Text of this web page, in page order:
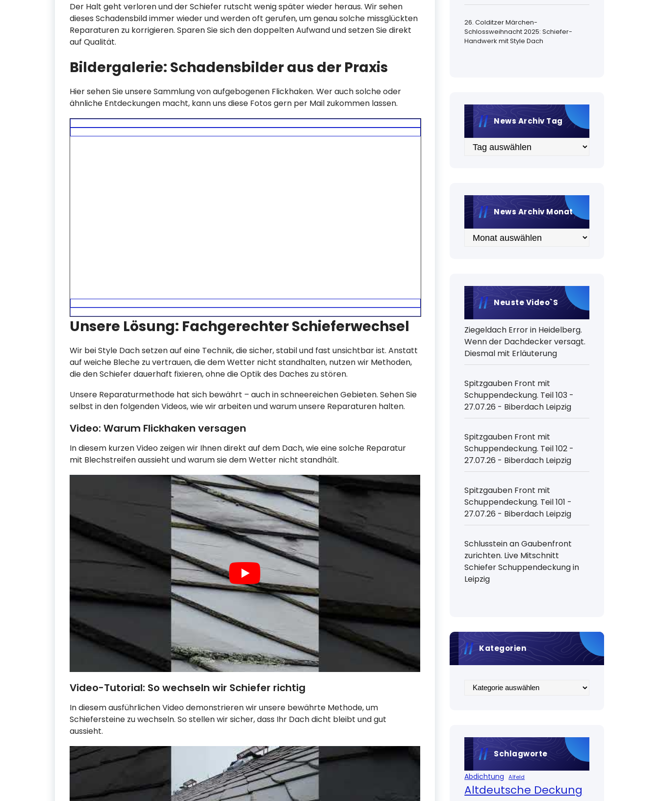
Der Halt geht verloren und der Schiefer rutscht wenig später wieder heraus. Wir sehen
dieses Schadensbild immer wieder und werden oft gerufen, um genau solche missglückten
Reparaturen zu korrigieren. Sparen Sie sich den doppelten Aufwand und setzen Sie direkt
auf Qualität.
Bildergalerie: Schadensbilder aus der Praxis
Hier sehen Sie unsere Sammlung von aufgebogenen Flickhaken. Wer auch solche oder
ähnliche Entdeckungen macht, kann uns diese Fotos gern per Mail zukommen lassen.
Unsere Lösung: Fachgerechter Schieferwechsel
Wir bei Style Dach setzen auf eine Technik, die sicher, stabil und fast unsichtbar ist. Anstatt
auf weiche Bleche zu vertrauen, die dem Wetter nicht standhalten, nutzen wir Methoden,
die den Schiefer dauerhaft fixieren, ohne die Optik des Daches zu stören.
Unsere Reparaturmethode hat sich bewährt – auch in schneereichen Gebieten. Sehen Sie
selbst in den folgenden Videos, wie wir arbeiten und warum unsere Reparaturen halten.
Video: Warum Flickhaken versagen
In diesem kurzen Video zeigen wir Ihnen direkt auf dem Dach, wie eine solche Reparatur
mit Blechstreifen aussieht und warum sie dem Wetter nicht standhält.
Video-Tutorial: So wechseln wir Schiefer richtig
In diesem ausführlichen Video demonstrieren wir unsere bewährte Methode, um
Schiefersteine zu wechseln. So stellen wir sicher, dass Ihr Dach dicht bleibt und gut
aussieht.
26. Colditzer Märchen-
Schlossweihnacht 2025: Schiefer-
Handwerk mit Style Dach
News Archiv Tag
Archiv
News Archiv Monat
Archiv
Neuste Video`s
Ziegeldach Error in Heidelberg.
Wenn der Dachdecker versagt.
Diesmal mit Erläuterung
Spitzgauben Front mit
Schuppendeckung. Teil 103 -
27.07.26 - Biberdach Leipzig
Spitzgauben Front mit
Schuppendeckung. Teil 102 -
27.07.26 - Biberdach Leipzig
Spitzgauben Front mit
Schuppendeckung. Teil 101 -
27.07.26 - Biberdach Leipzig
Schlusstein an Gaubenfront
zurichten. Live Mitschnitt
Schiefer Schuppendeckung in
Leipzig
Kategorien
Kategorien
Schlagworte
Abdichtung Alfeld
Altdeutsche Deckung